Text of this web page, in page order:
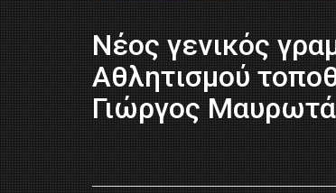
Νέος γενικός
Αθλητισμού
Γιώργος